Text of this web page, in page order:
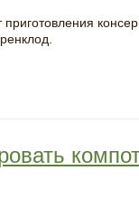
приготовления